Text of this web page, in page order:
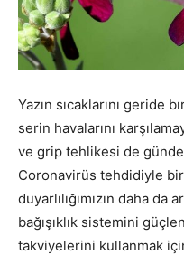
Yazın sıcaklarını geride
serin havalarını
ve grip tehlikesi de
Coronavirüs tehdidiyle
duyarlılığımızın daha da
bağışıklık sistemini
takviyelerini kullanmak